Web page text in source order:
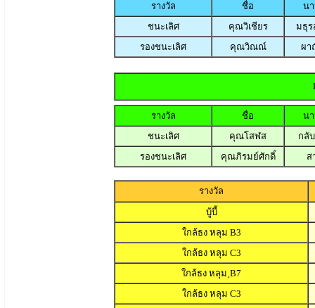
รางวัล ชื่อ
น
ชนะเลิศ
คุณวิเชียร
มธุร
รองชนะเลิศ
คุณวิณณ์ ผา
รางวัล ชื่อ
น
ชนะเลิศ
คุณโสฬส
กลั
รองชนะเลิศ
คุณภิรมย์ศักดิ์ ส
รางวัล
บู้บี้
ใกล้ธง หลุม B3
ใกล้ธง หลุม C3
ใกล้ธง หลุม ฺB7
ใกล้ธง หลุม C3